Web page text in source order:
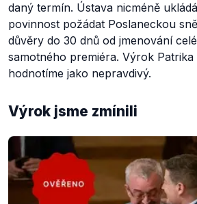
daný termín. Ústava nicméně
povinnost požádat Poslaneckou
důvěry do 30 dnů od jmenování
samotného premiéra. Výrok
hodnotíme jako nepravdivý.
Výrok jsme zmínili